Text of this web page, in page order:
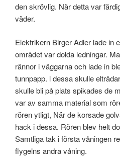
den skrövlig. När detta var
väder.
Elektrikern Birger Adler lade in
området var dolda ledningar.
rännor i väggarna och lade in
tunnpapp. l dessa skulle
skulle bli på plats spikades de
var av samma material som
rören ytligt, När de korsade
hack i dessa. Rören blev helt
Samtliga tak i första våningen
flygelns andra våning.